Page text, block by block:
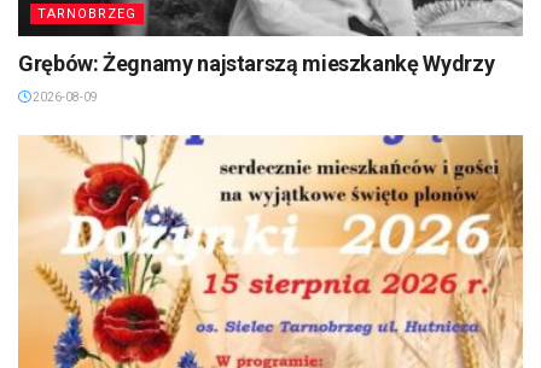
TARNOBRZEG
Grębów: Żegnamy najstarszą mieszkankę Wydrzy
2026-08-09